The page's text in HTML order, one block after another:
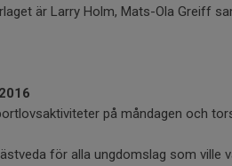
är Larry Holm, Mats-Ola Greiff
på måndagen och
för alla ungdomslag som ville